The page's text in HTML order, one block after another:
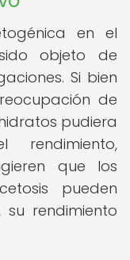
en el
objeto de
Si bien
de
pudiera
rendimiento,
que los
pueden
su rendimiento